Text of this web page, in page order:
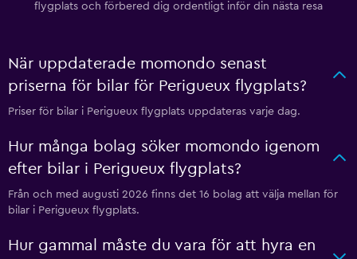
flygplats och förbered dig ordentligt inför din nästa resa
När uppdaterade momondo senast
priserna för bilar för Perigueux flygplats?
Priser för bilar i Perigueux flygplats uppdateras varje dag.
Hur många bolag söker momondo igenom
efter bilar i Perigueux flygplats?
Från och med augusti 2026 finns det 16 bolag att välja mellan för
bilar i Perigueux flygplats.
Hur gammal måste du vara för att hyra en